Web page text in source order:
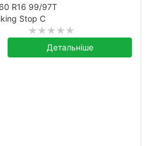
R16 99/97T
Stop C
Детальніше